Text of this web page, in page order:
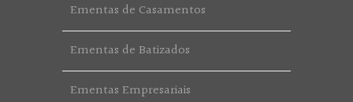
Ementas de Casamentos
Ementas de Batizados
Ementas Empresariais